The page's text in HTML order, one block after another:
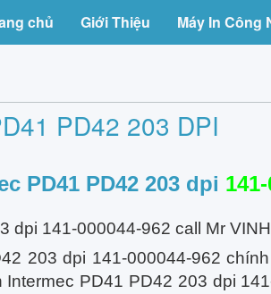
chủ Giới Thiệu Máy In Công
PD42 203 DPI
PD41 PD42 203 dpi
dpi 141-000044-962 call Mr
203 dpi 141-000044-962
PD41 PD42 203 dpi